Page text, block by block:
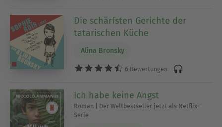
Die schärfsten Gerichte der
tatarischen Küche
Alina Bronsky
6 Bewertungen
Ich habe keine Angst
Roman | Der Weltbestseller jetzt als Netflix-
Serie